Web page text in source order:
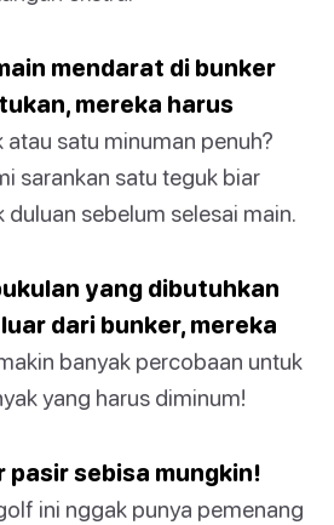
mendarat di bunker
mereka harus
atau satu minuman penuh?
sarankan satu teguk biar
sebelum selesai main.
yang dibutuhkan
dari bunker, mereka
banyak percobaan untuk
yang harus diminum!
pasir sebisa mungkin!
ini nggak punya pemenang